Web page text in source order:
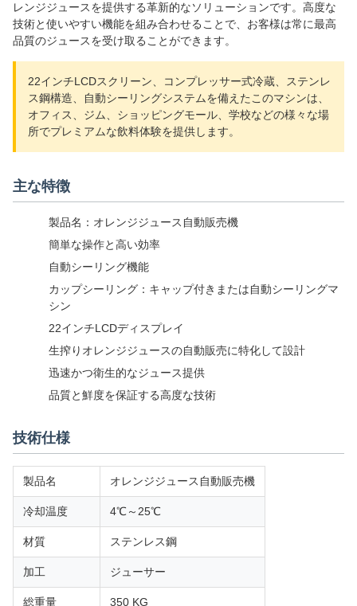
レンジジュースを提供する革新的なソリューションです。高度な
技術と使いやすい機能を組み合わせることで、お客様は常に最高
品質のジュースを受け取ることができます。
22インチLCDスクリーン、コンプレッサー式冷蔵、ステンレ
ス鋼構造、自動シーリングシステムを備えたこのマシンは、
オフィス、ジム、ショッピングモール、学校などの様々な場
所でプレミアムな飲料体験を提供します。
主な特徴
製品名：オレンジジュース自動販売機
簡単な操作と高い効率
自動シーリング機能
カップシーリング：キャップ付きまたは自動シーリングマ
シン
22インチLCDディスプレイ
生搾りオレンジジュースの自動販売に特化して設計
迅速かつ衛生的なジュース提供
品質と鮮度を保証する高度な技術
技術仕様
製品名 オレンジジュース自動販売機
冷却温度 4℃～25℃
材質 ステンレス鋼
加工 ジューサー
総重量 350 KG